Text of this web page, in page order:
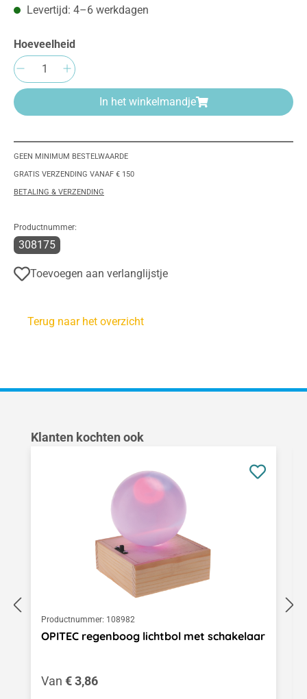
Levertijd: 4–6 werkdagen
Hoeveelheid
Producthoeveelheid: Voer de gewenste
In het winkelmandje
GEEN MINIMUM BESTELWAARDE
GRATIS VERZENDING VANAF € 150
BETALING & VERZENDING
Productnummer:
308175
Toevoegen aan verlanglijstje
Terug naar het overzicht
Productgalerij overslaan
Klanten kochten ook
Productnummer: 108982
OPITEC regenboog lichtbol met schakelaar
Normale prijs:
Van € 3,86